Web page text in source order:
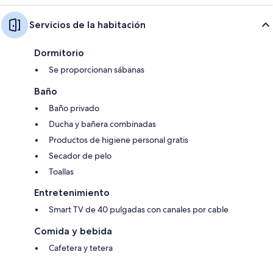
Servicios de la habitación
Dormitorio
Se proporcionan sábanas
Baño
Baño privado
Ducha y bañera combinadas
Productos de higiene personal gratis
Secador de pelo
Toallas
Entretenimiento
Smart TV de 40 pulgadas con canales por cable
Comida y bebida
Cafetera y tetera